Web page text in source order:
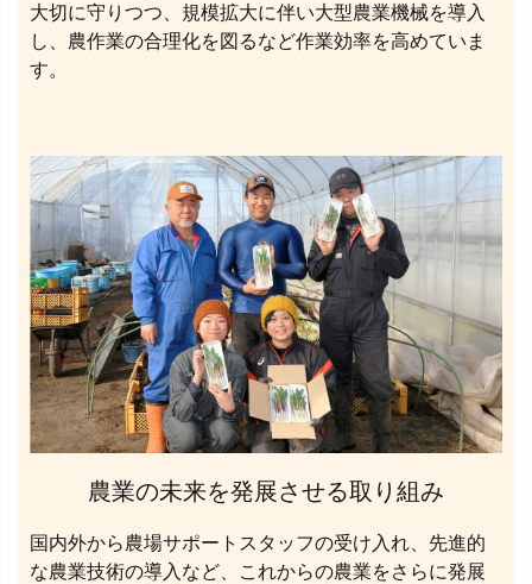
大切に守りつつ、規模拡大に伴い大型農業機械を導入
し、農作業の合理化を図るなど作業効率を高めていま
す。
農業の未来を発展させる取り組み
国内外から農場サポートスタッフの受け入れ、先進的
な農業技術の導入など、これからの農業をさらに発展